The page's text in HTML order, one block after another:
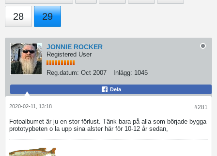
28 29
JONNIE ROCKER
Registered User
Reg.datum: Oct 2007 Inlägg: 1045
Dela
#281
2020-02-11, 13:18
Fotoalbumet är ju en stor förlust. Tänk bara på alla som började bygga
prototypbeten o la upp sina alster här för 10-12 år sedan,